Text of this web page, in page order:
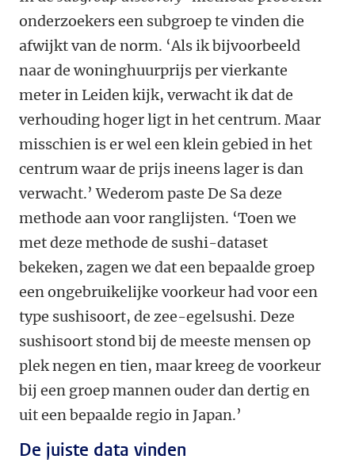
onderzoekers een subgroep te vinden die
afwijkt van de norm. ‘Als ik bijvoorbeeld
naar de woninghuurprijs per vierkante
meter in Leiden kijk, verwacht ik dat de
verhouding hoger ligt in het centrum. Maar
misschien is er wel een klein gebied in het
centrum waar de prijs ineens lager is dan
verwacht.’ Wederom paste De Sa deze
methode aan voor ranglijsten. ‘Toen we
met deze methode de sushi-dataset
bekeken, zagen we dat een bepaalde groep
een ongebruikelijke voorkeur had voor een
type sushisoort, de zee-egelsushi. Deze
sushisoort stond bij de meeste mensen op
plek negen en tien, maar kreeg de voorkeur
bij een groep mannen ouder dan dertig en
uit een bepaalde regio in Japan.’
De juiste data vinden